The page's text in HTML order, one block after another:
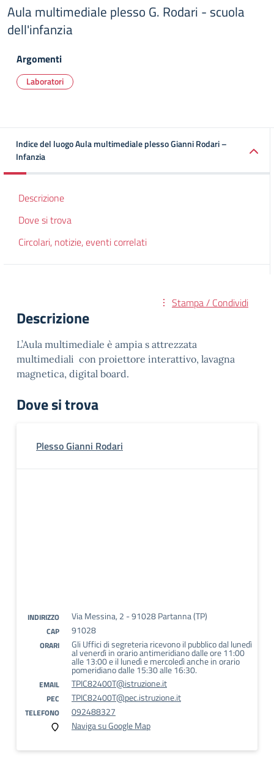
Aula multimediale plesso G. Rodari - scuola
dell'infanzia
Argomenti
Laboratori
Indice del luogo Aula multimediale plesso Gianni Rodari –
Infanzia
Descrizione
Dove si trova
Circolari, notizie, eventi correlati
Stampa / Condividi
Descrizione
L’Aula multimediale è ampia s attrezzata
multimediali con proiettore interattivo, lavagna
magnetica, digital board.
Dove si trova
Plesso Gianni Rodari
INDIRIZZO Via Messina, 2 - 91028 Partanna (TP)
CAP 91028
ORARI Gli Uffici di segreteria ricevono il pubblico dal lunedì
al venerdì in orario antimeridiano dalle ore 11:00
alle 13:00 e il lunedì e mercoledì anche in orario
pomeridiano dalle 15:30 alle 16:30.
EMAIL TPIC82400T@istruzione.it
PEC TPIC82400T@pec.istruzione.it
TELEFONO
092488327
Naviga su Google Map